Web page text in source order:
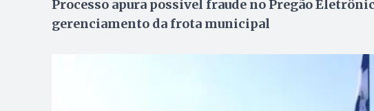
Processo apura possível fraude no Pregão
gerenciamento da frota municipal